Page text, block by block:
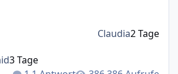
3 Tage
Claudia2 Tage